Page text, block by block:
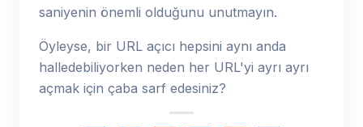
saniyenin önemli olduğunu unutmayın.
Öyleyse, bir URL açıcı hepsini aynı anda
halledebiliyorken neden her URL'yi ayrı ayrı
açmak için çaba sarf edesiniz?